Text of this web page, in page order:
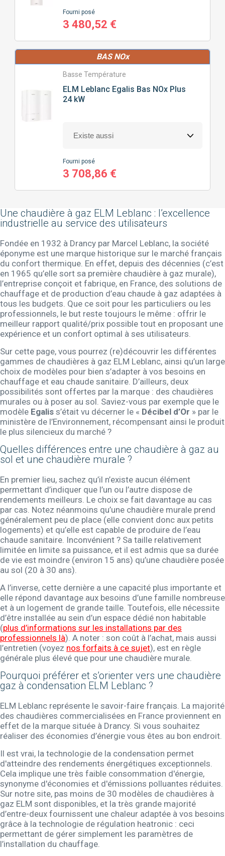
Fourni posé
3 480,52 €
BAS NOx
Basse Température
ELM Leblanc Egalis Bas NOx Plus
24 kW
Fourni posé
3 708,86 €
Une chaudière à gaz ELM Leblanc : l’excellence
industrielle au service des utilisateurs
Fondée en 1932 à Drancy par Marcel Leblanc, la société
éponyme est une marque historique sur le marché français
du confort thermique. En effet, depuis des décennies (c’est
en 1965 qu’elle sort sa première chaudière à gaz murale),
l’entreprise conçoit et fabrique, en France, des solutions de
chauffage et de production d’eau chaude à gaz adaptées à
tous les budgets. Que ce soit pour les particuliers ou les
professionnels, le but reste toujours le même : offrir le
meilleur rapport qualité/prix possible tout en proposant une
expérience et un confort optimal à ses utilisateurs.
Sur cette page, vous pourrez (re)découvrir les différentes
gammes de chaudières à gaz ELM Leblanc, ainsi qu’un large
choix de modèles pour bien s’adapter à vos besoins en
chauffage et eau chaude sanitaire. D’ailleurs, deux
possibilités sont offertes par la marque : des chaudières
murales ou à poser au sol. Saviez-vous par exemple que le
modèle Egalis s’était vu décerner le « Décibel d’Or » par le
ministère de l’Environnement, récompensant ainsi le produit
le plus silencieux du marché ?
Quelles différences entre une chaudière à gaz au
sol et une chaudière murale ?
En premier lieu, sachez qu’il n’existe aucun élément
permettant d’indiquer que l’un ou l’autre dispose de
rendements meilleurs. Le choix se fait davantage au cas
par cas. Notez néanmoins qu’une chaudière murale prend
généralement peu de place (elle convient donc aux petits
logements) et qu’elle est capable de produire de l’eau
chaude sanitaire. Inconvénient ? Sa taille relativement
limitée en limite sa puissance, et il est admis que sa durée
de vie est moindre (environ 15 ans) qu’une chaudière posée
au sol (20 à 30 ans).
A l’inverse, cette dernière a une capacité plus importante et
elle répond davantage aux besoins d’une famille nombreuse
et à un logement de grande taille. Toutefois, elle nécessite
d’être installée au sein d’un espace dédié non habitable
(plus d’informations sur les installations par des
professionnels là). A noter : son coût à l’achat, mais aussi
l’entretien (voyez nos forfaits à ce sujet), est en règle
générale plus élevé que pour une chaudière murale.
Pourquoi préférer et s’orienter vers une chaudière
gaz à condensation ELM Leblanc ?
ELM Leblanc représente le savoir-faire français. La majorité
des chaudières commercialisées en France proviennent en
effet de la marque située à Drancy. Si vous souhaitez
réaliser des économies d’énergie vous êtes au bon endroit.
Il est vrai, la technologie de la condensation permet
d'atteindre des rendements énergétiques exceptionnels.
Cela implique une très faible consommation d'énergie,
synonyme d'économies et d'émissions polluantes réduites.
Sur notre site, pas moins de 30 modèles de chaudières à
gaz ELM sont disponibles, et la très grande majorité
d’entre-deux fournissent une chaleur adaptée à vos besoins
grâce à la technologie de régulation heatronic : ceci
permettant de gérer simplement les paramètres de
l’installation du chauffage.